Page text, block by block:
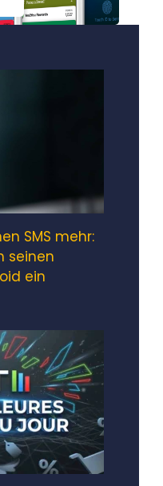
SMS mehr:
seinen
ein